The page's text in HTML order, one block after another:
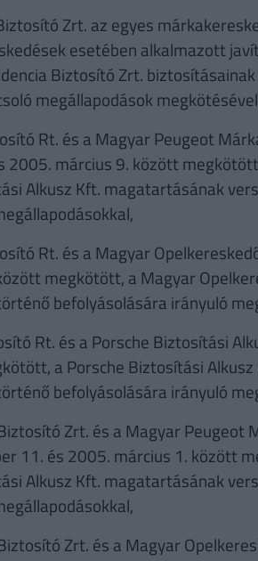
Zrt. az egyes
esetében alkalmazott
Biztosító Zrt.
megállapodások
Rt. és a Magyar Peugeot
2005. március 9. között
Alkusz Kft. magatartásának
Rt. és a Magyar
megkötött, a Magyar
befolyásolására irányuló
Rt. és a Porsche Biztosítási
a Porsche Biztosítási
befolyásolására irányuló
Zrt. és a Magyar Peugeot
11. és 2005. március 1. között
Alkusz Kft. magatartásának
Zrt. és a Magyar